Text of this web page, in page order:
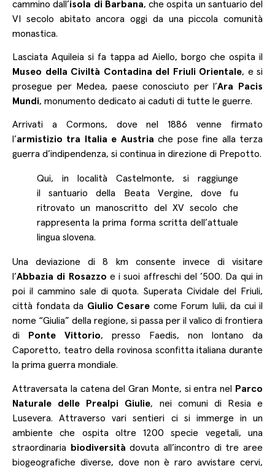
cammino dall’isola di Barbana, che ospita un santuario del
VI secolo abitato ancora oggi da una piccola comunità
monastica.
Lasciata Aquileia si fa tappa ad Aiello, borgo che ospita il
Museo della Civiltà Contadina del Friuli Orientale, e si
prosegue per Medea, paese conosciuto per l’Ara Pacis
Mundi, monumento dedicato ai caduti di tutte le guerre.
Arrivati a Cormons, dove nel 1886 venne firmato
l’armistizio tra Italia e Austria che pose fine alla terza
guerra d’indipendenza, si continua in direzione di Prepotto.
Qui, in località Castelmonte, si raggiunge
il santuario della Beata Vergine, dove fu
ritrovato un manoscritto del XV secolo che
rappresenta la prima forma scritta dell’attuale
lingua slovena.
Una deviazione di 8 km consente invece di visitare
l’Abbazia di Rosazzo e i suoi affreschi del ’500. Da qui in
poi il cammino sale di quota. Superata Cividale del Friuli,
città fondata da Giulio Cesare come Forum Iulii, da cui il
nome “Giulia” della regione, si passa per il valico di frontiera
di
Ponte Vittorio, presso Faedis, non lontano da
Caporetto, teatro della rovinosa sconfitta italiana durante
la prima guerra mondiale.
Attraversata la catena del Gran Monte, si entra nel
Parco
Naturale delle Prealpi Giulie, nei comuni di Resia e
Lusevera. Attraverso vari sentieri ci si immerge in un
ambiente che ospita oltre 1200 specie vegetali, una
straordinaria biodiversità dovuta all’incontro di tre aree
biogeografiche diverse, dove non è raro avvistare cervi,